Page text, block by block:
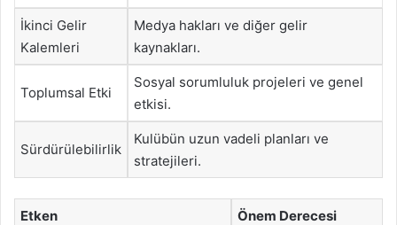
İkinci Gelir
Kalemleri
Medya hakları ve diğer gelir
kaynakları.
Toplumsal Etki
Sosyal sorumluluk projeleri ve genel
etkisi.
Sürdürülebilirlik
Kulübün uzun vadeli planları ve
stratejileri.
Etken Önem Derecesi